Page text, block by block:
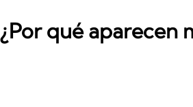
¿Por qué aparecen